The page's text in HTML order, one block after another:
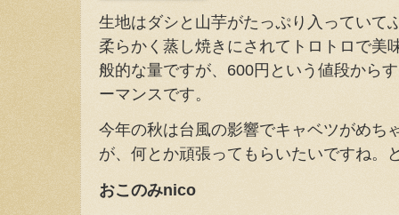
生地はダシと山芋がたっぷり入っていて
柔らかく蒸し焼きにされてトロトロで美
般的な量ですが、600円という値段から
ーマンスです。
今年の秋は台風の影響でキャベツがめち
が、何とか頑張ってもらいたいですね。
おこのみnico